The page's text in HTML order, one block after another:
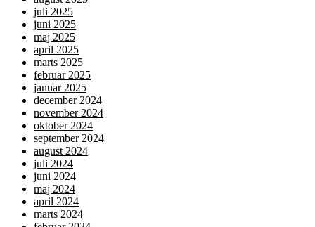
juli 2025
juni 2025
maj 2025
april 2025
marts 2025
februar 2025
januar 2025
december 2024
november 2024
oktober 2024
september 2024
august 2024
juli 2024
juni 2024
maj 2024
april 2024
marts 2024